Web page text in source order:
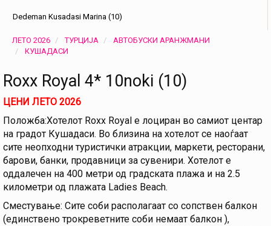
Dedeman Kusadasi Marina (10)
ЛЕТО 2026 ТУРЦИЈА
АВТОБУСКИ АРАНЖМАНИ
КУШАДАСИ
Roxx Royal 4* 10noki (10)
ЦЕНИ ЛЕТО 2026
Положба:Хотелот Roxx Royal е лоциран во самиот центар
на градот Кушадаси. Во близина на хотелот се наоѓаат
сите неопходни туристички атракции, маркети, ресторани,
барови, банки, продавници за сувенири. Хотелот е
оддалечен на 400 метри од градската плажа и на 2.5
километри од плажата Ladies Beach.
Сместување: Сите соби располагаат со сопствен балкон
(единствено трокреветните соби немаат балкон ),